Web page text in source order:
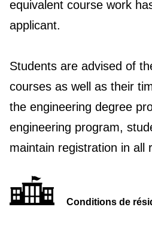
equivalent course work
applicant.
Students are advised of
courses as well as their
the engineering degree
engineering program,
maintain registration in all
Conditions de